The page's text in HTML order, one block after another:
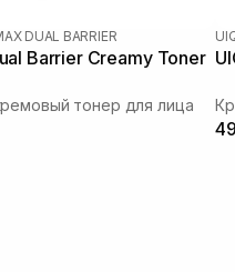
DUAL BARRIER
Barrier Creamy Toner
тонер для лица